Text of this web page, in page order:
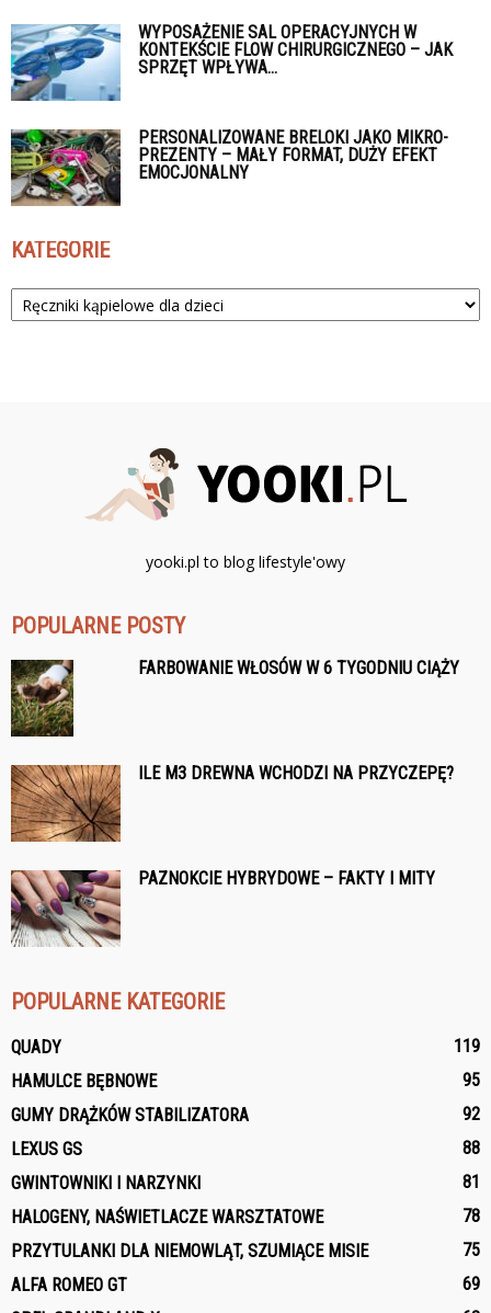
WYPOSAŻENIE SAL OPERACYJNYCH W
KONTEKŚCIE FLOW CHIRURGICZNEGO – JAK
SPRZĘT WPŁYWA...
PERSONALIZOWANE BRELOKI JAKO MIKRO-
PREZENTY – MAŁY FORMAT, DUŻY EFEKT
EMOCJONALNY
KATEGORIE
Kategorie
yooki.pl to blog lifestyle'owy
POPULARNE POSTY
FARBOWANIE WŁOSÓW W 6 TYGODNIU CIĄŻY
ILE M3 DREWNA WCHODZI NA PRZYCZEPĘ?
PAZNOKCIE HYBRYDOWE – FAKTY I MITY
POPULARNE KATEGORIE
QUADY
119
HAMULCE BĘBNOWE
95
GUMY DRĄŻKÓW STABILIZATORA
92
LEXUS GS
88
GWINTOWNIKI I NARZYNKI
81
HALOGENY, NAŚWIETLACZE WARSZTATOWE
78
PRZYTULANKI DLA NIEMOWLĄT, SZUMIĄCE MISIE
75
ALFA ROMEO GT
69